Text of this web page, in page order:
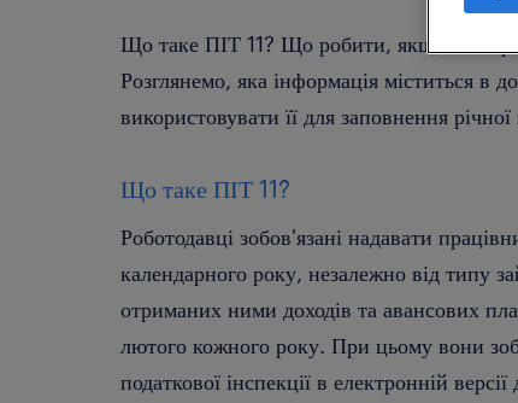
Що таке ПІТ 11? Що робити, якщо ви
Розглянемо, яка інформація міститься в
використовувати її для заповнення річної
Що таке ПІТ 11?
Роботодавці зобов'язані надавати
календарного року, незалежно від типу
отриманих ними доходів та авансових
лютого кожного року. При цьому вони
податкової інспекції в електронній